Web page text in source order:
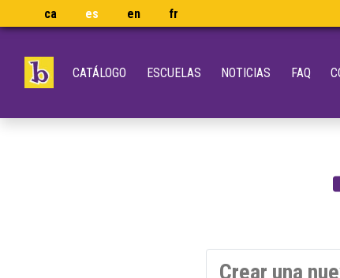
ca es en fr
CATÁLOGO ESCUELAS NOTICIAS FAQ
Crear una